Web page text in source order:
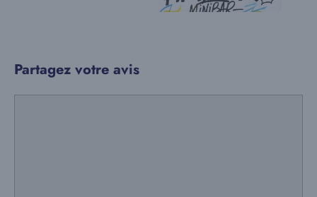
Partagez votre avis